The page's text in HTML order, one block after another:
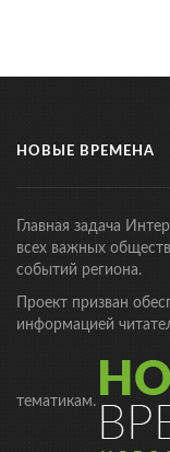
НОВЫЕ ВРЕМЕНА
Главная задача
всех важных
событий региона.
Проект призван
информацией
тематикам.